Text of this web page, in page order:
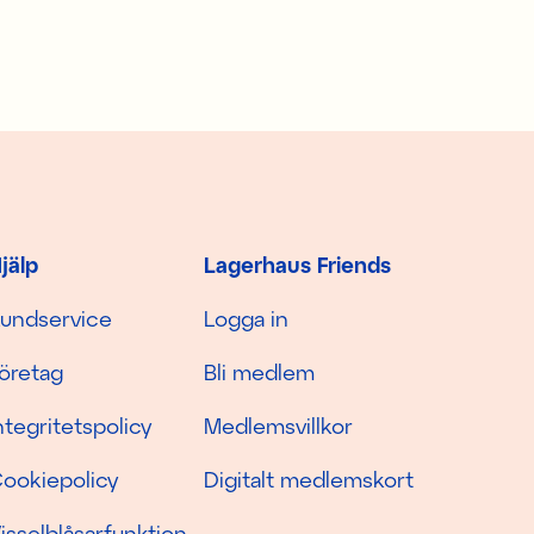
Lagerhaus Friends
Logga in
Bli medlem
Medlemsvillkor
Digitalt medlemskort